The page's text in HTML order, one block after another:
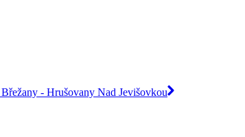
- Hrušovany Nad Jevišovkou